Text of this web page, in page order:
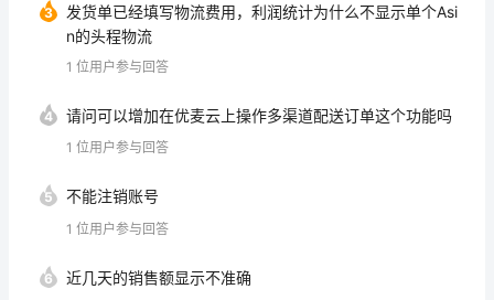
3
发货单已经填写物流费用，利润统计为什么不显示单个Asi
n的头程物流
1 位用户参与回答
4 请问可以增加在优麦云上操作多渠道配送订单这个功能吗
1 位用户参与回答
5 不能注销账号
1 位用户参与回答
6 近几天的销售额显示不准确